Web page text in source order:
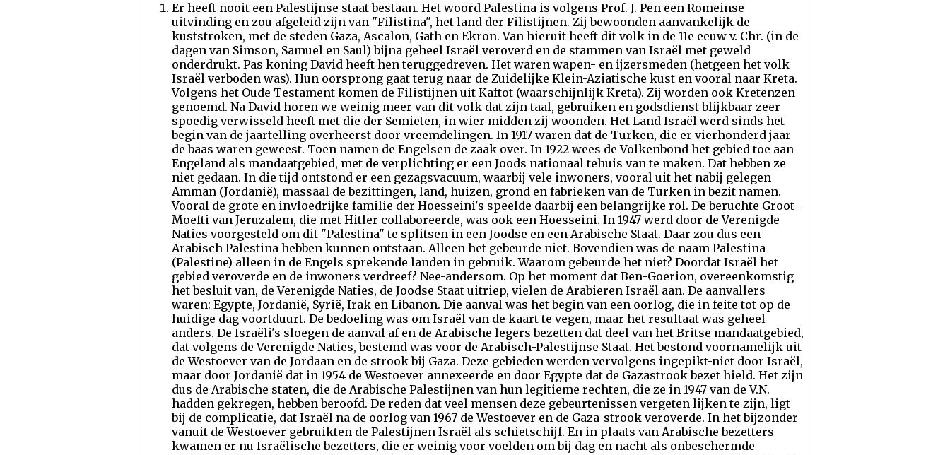
Er heeft nooit een Palestijnse staat bestaan. Het woord Palestina is volgens Prof. J. Pen een Romeinse
uitvinding en zou afgeleid zijn van "Filistina", het land der Filistijnen. Zij bewoonden aanvankelijk de
kuststroken, met de steden Gaza, Ascalon, Gath en Ekron. Van hieruit heeft dit volk in de 11e eeuw v. Chr. (in de
dagen van Simson, Samuel en Saul) bijna geheel Israël veroverd en de stammen van Israël met geweld
onderdrukt. Pas koning David heeft hen teruggedreven. Het waren wapen- en ijzersmeden (hetgeen het volk
Israël verboden was). Hun oorsprong gaat terug naar de Zuidelijke Klein-Aziatische kust en vooral naar Kreta.
Volgens het Oude Testament komen de Filistijnen uit Kaftot (waarschijnlijk Kreta). Zij worden ook Kretenzen
genoemd. Na David horen we weinig meer van dit volk dat zijn taal, gebruiken en godsdienst blijkbaar zeer
spoedig verwisseld heeft met die der Semieten, in wier midden zij woonden. Het Land Israël werd sinds het
begin van de jaartelling overheerst door vreemdelingen. In 1917 waren dat de Turken, die er vierhonderd jaar
de baas waren geweest. Toen namen de Engelsen de zaak over. In 1922 wees de Volkenbond het gebied toe aan
Engeland als mandaatgebied, met de verplichting er een Joods nationaal tehuis van te maken. Dat hebben ze
niet gedaan. In die tijd ontstond er een gezagsvacuum, waarbij vele inwoners, vooral uit het nabij gelegen
Amman (Jordanië), massaal de bezittingen, land, huizen, grond en fabrieken van de Turken in bezit namen.
Vooral de grote en invloedrijke familie der Hoesseini's speelde daarbij een belangrijke rol. De beruchte Groot-
Moefti van Jeruzalem, die met Hitler collaboreerde, was ook een Hoesseini. In 1947 werd door de Verenigde
Naties voorgesteld om dit "Palestina" te splitsen in een Joodse en een Arabische Staat. Daar zou dus een
Arabisch Palestina hebben kunnen ontstaan. Alleen het gebeurde niet. Bovendien was de naam Palestina
(Palestine) alleen in de Engels sprekende landen in gebruik. Waarom gebeurde het niet? Doordat Israël het
gebied veroverde en de inwoners verdreef? Nee-andersom. Op het moment dat Ben-Goerion, overeenkomstig
het besluit van, de Verenigde Naties, de Joodse Staat uitriep, vielen de Arabieren Israël aan. De aanvallers
waren: Egypte, Jordanië, Syrië, Irak en Libanon. Die aanval was het begin van een oorlog, die in feite tot op de
huidige dag voortduurt. De bedoeling was om Israël van de kaart te vegen, maar het resultaat was geheel
anders. De Israëli's sloegen de aanval af en de Arabische legers bezetten dat deel van het Britse mandaatgebied,
dat volgens de Verenigde Naties, bestemd was voor de Arabisch-Palestijnse Staat. Het bestond voornamelijk uit
de Westoever van de Jordaan en de strook bij Gaza. Deze gebieden werden vervolgens ingepikt-niet door Israël,
maar door Jordanië dat in 1954 de Westoever annexeerde en door Egypte dat de Gazastrook bezet hield. Het zijn
dus de Arabische staten, die de Arabische Palestijnen van hun legitieme rechten, die ze in 1947 van de V.N.
hadden gekregen, hebben beroofd. De reden dat veel mensen deze gebeurtenissen vergeten lijken te zijn, ligt
bij de complicatie, dat Israël na de oorlog van 1967 de Westoever en de Gaza-strook veroverde. In het bijzonder
vanuit de Westoever gebruikten de Palestijnen Israël als schietschijf. En in plaats van Arabische bezetters
kwamen er nu Israëlische bezetters, die er weinig voor voelden om bij dag en nacht als onbeschermde